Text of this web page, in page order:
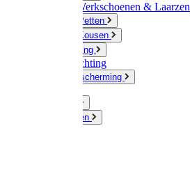
Wandel-/ Werkschoenen & Laarzen
Hoeden / Petten
Sokken / Kousen
Winterkleding
Winkelinrichting
Gelaatsbescherming
Knaagdieren